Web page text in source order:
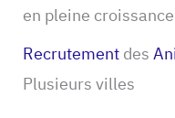
en pleine
Recrutementdes
Plusieurs villes